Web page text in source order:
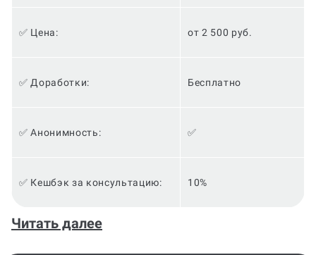
✅ Цена: от 2 500 руб.
✅ Доработки: Бесплатно
✅ Анонимность: ✅
✅ Кешбэк за консультацию: 10%
Если вы студент и ищете способ улучшить свои
навыки в изучении английского языка, то мы
Читать далее